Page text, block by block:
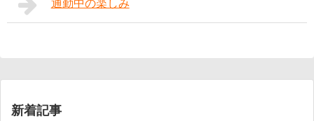
通勤中の楽しみ
新着記事